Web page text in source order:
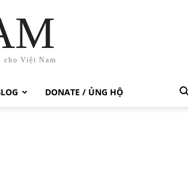
Việt Nam
DONATE / ỦNG HỘ